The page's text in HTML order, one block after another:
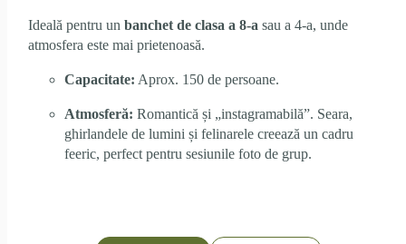
Ideală pentru unbanchet de clasa a 8-a sau a 4-a, unde
atmosfera este mai prietenoasă.
Capacitate: Aprox. 150 de persoane.
Atmosferă: Romantică și „instagramabilă”. Seara,
ghirlandele de lumini și felinarele creează un cadru
feeric, perfect pentru sesiunile foto de grup.